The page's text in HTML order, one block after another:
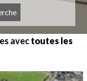
avectoutes les